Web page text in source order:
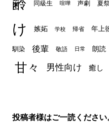
同級生 喧嘩 声劇 夏
け
嫉妬 学校 帰省 年上
馴染 後輩 敬語 日常 朗読
甘々 男性向け 癒し
投稿者様はご一読ください